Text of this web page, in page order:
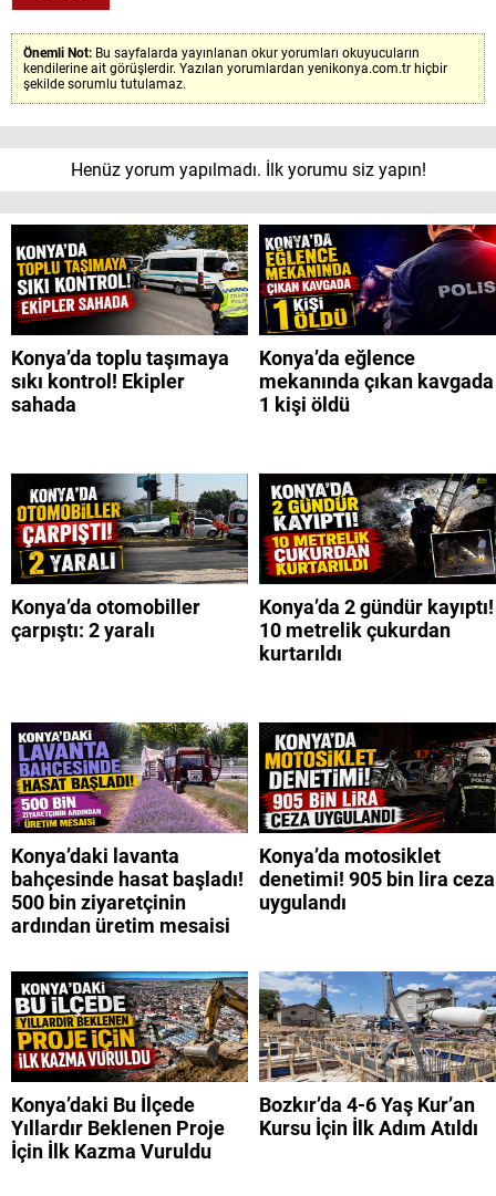
Önemli Not: Bu sayfalarda yayınlanan okur yorumları okuyucuların
kendilerine ait görüşlerdir. Yazılan yorumlardan yenikonya.com.tr hiçbir
şekilde sorumlu tutulamaz.
Henüz yorum yapılmadı. İlk yorumu siz yapın!
Konya’da toplu taşımaya
sıkı kontrol! Ekipler
sahada
Konya’da eğlence
mekanında çıkan kavgada
1 kişi öldü
Konya’da otomobiller
çarpıştı: 2 yaralı
Konya’da 2 gündür kayıptı!
10 metrelik çukurdan
kurtarıldı
Konya’daki lavanta
bahçesinde hasat başladı!
500 bin ziyaretçinin
ardından üretim mesaisi
Konya’da motosiklet
denetimi! 905 bin lira ceza
uygulandı
Konya’daki Bu İlçede
Yıllardır Beklenen Proje
İçin İlk Kazma Vuruldu
Bozkır’da 4-6 Yaş Kur’an
Kursu İçin İlk Adım Atıldı